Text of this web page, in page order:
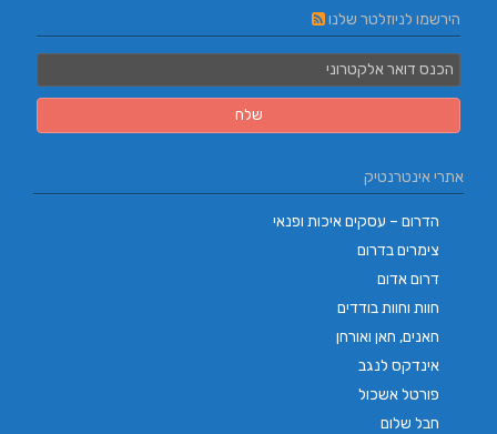
הירשמו לניוזלטר שלנו
אתרי אינטרנטיק
הדרום – עסקים איכות ופנאי
צימרים בדרום
דרום אדום
חוות וחוות בודדים
חאנים, חאן ואורחן
אינדקס לנגב
פורטל אשכול
חבל שלום